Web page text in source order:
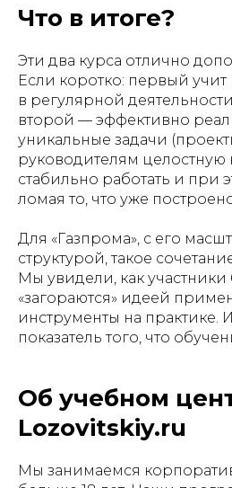
Что в итоге?
Эти два курса отлично
Если коротко: первый
в регулярной
второй — эффективно
уникальные задачи
руководителям целостную
стабильно работать и при
ломая то, что уже
Для «Газпрома», с его
структурой, такое
Мы увидели, как участники
«загораются» идеей
инструменты на практике.
показатель того, что
Об учебном
Lozovitskiy.ru
Мы занимаемся